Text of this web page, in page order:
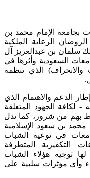
بجامعة الإمام محمد بن
الرعاية الملكية
سلمان بن عبدالعزيز آل
السعودية وأثرها في
الذي تنظمه
الدعم والاهتمام الذي
- لكافة الجهود المتعلقة
بهم من شرور، كما تدل
محمد بن سعود الإسلامية
في توعية الشباب
التكفيرية المتطرفة
توجيه هؤلاء الشباب
وأي مؤثرات سلبية على